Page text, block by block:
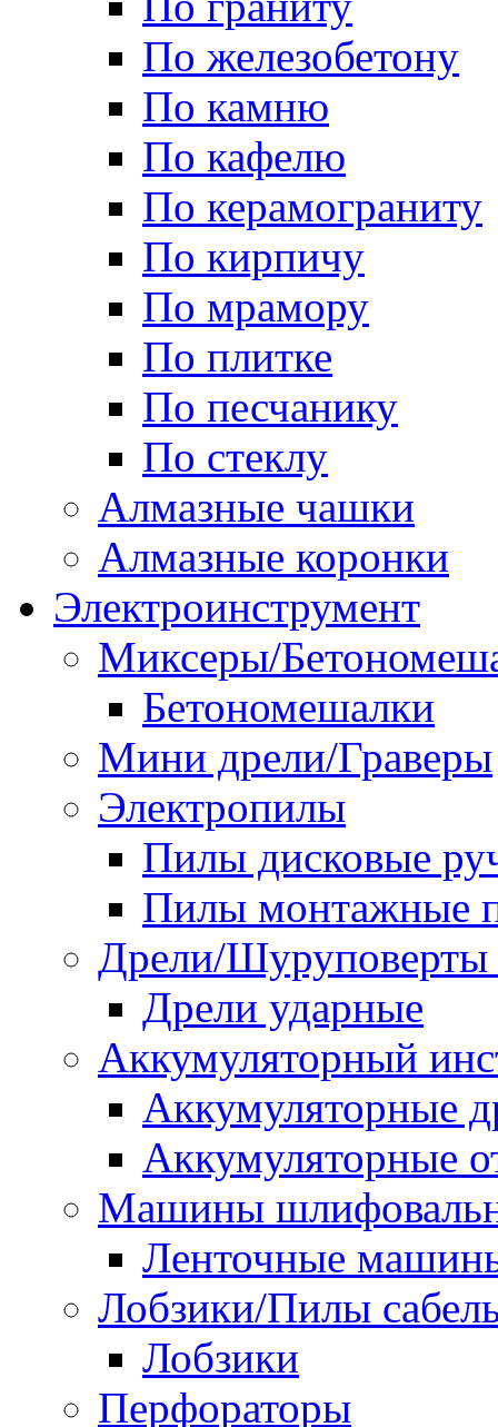
По железобетону
По камню
По кафелю
По керамограниту
По кирпичу
По мрамору
По плитке
По песчанику
По стеклу
Алмазные чашки
Алмазные коронки
Электроинструмент
Миксеры/
Бетономешалки
Мини дрели/Граверы
Электропилы
Пилы дисковые
Пилы монтажные
Дрели/Шуруповерты
Дрели ударные
Аккумуляторный
Аккумуляторные
Аккумуляторные
Машины
Ленточные
Лобзики/Пилы
Лобзики
Перфораторы